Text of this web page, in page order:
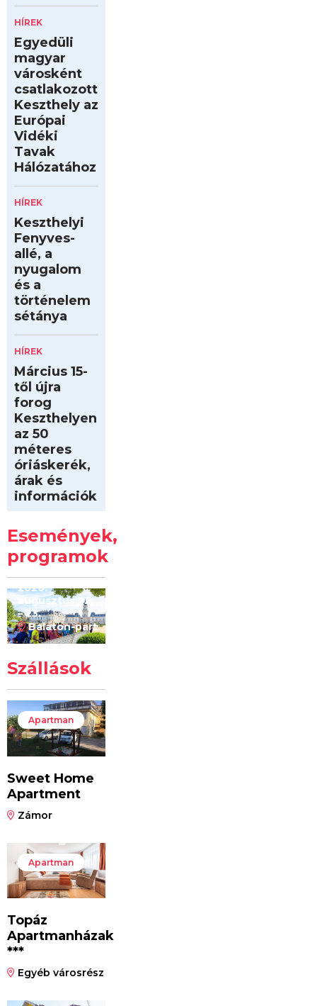
HÍREK
Egyedüli
magyar
városként
csatlakozott
Keszthely az
Európai
Vidéki
Tavak
Hálózatához
HÍREK
Keszthelyi
Fenyves-
allé, a
nyugalom
és a
történelem
sétánya
HÍREK
Március 15-
től újra
forog
Keszthelyen
az 50
méteres
óriáskerék,
árak és
információk
Események,
programok
Kilóméterek
2026
2026.
augusztus 22
– 23.
Balaton-part
Szállások
Apartman
Sweet Home
Apartment
Zámor
Apartman
Topáz
Apartmanházak
***
Egyéb városrész